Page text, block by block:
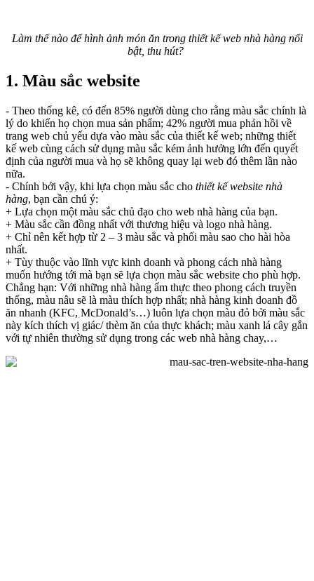
Làm thế nào để hình ảnh món ăn trong thiết kế web nhà hàng nổi
bật, thu hút?
1. Màu sắc website
- Theo thống kê, có đến 85% người dùng cho rằng màu sắc chính là
lý do khiến họ chọn mua sản phẩm; 42% người mua phản hồi về
trang web chủ yếu dựa vào màu sắc của thiết kế web; những thiết
kế web cùng cách sử dụng màu sắc kém ảnh hưởng lớn đến quyết
định của người mua và họ sẽ không quay lại web đó thêm lần nào
nữa.
- Chính bởi vậy, khi lựa chọn màu sắc cho thiết kế website nhà
hàng, bạn cần chú ý:
+ Lựa chọn một màu sắc chủ đạo cho web nhà hàng của bạn.
+ Màu sắc cần đồng nhất với thương hiệu và logo nhà hàng.
+ Chỉ nên kết hợp từ 2 – 3 màu sắc và phối màu sao cho hài hòa
nhất.
+ Tùy thuộc vào lĩnh vực kinh doanh và phong cách nhà hàng
muốn hướng tới mà bạn sẽ lựa chọn màu sắc website cho phù hợp.
Chẳng hạn: Với những nhà hàng ẩm thực theo phong cách truyền
thống, màu nâu sẽ là màu thích hợp nhất; nhà hàng kinh doanh đồ
ăn nhanh (KFC, McDonald’s…) luôn lựa chọn màu đỏ bởi màu sắc
này kích thích vị giác/ thèm ăn của thực khách; màu xanh lá cây gắn
với tự nhiên thường sử dụng trong các web nhà hàng chay,…